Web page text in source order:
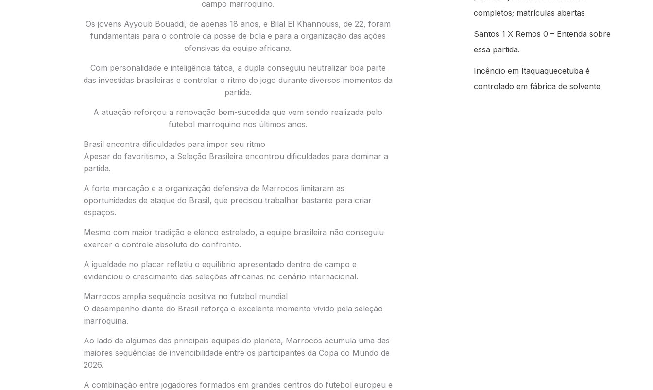
campo marroquino.
Os jovens Ayyoub Bouaddi, de apenas 18 anos, e Bilal El Khannouss, de 22, foram
fundamentais para o controle da posse de bola e para a organização das ações
ofensivas da equipe africana.
Com personalidade e inteligência tática, a dupla conseguiu neutralizar boa parte
das investidas brasileiras e controlar o ritmo do jogo durante diversos momentos da
partida.
A atuação reforçou a renovação bem-sucedida que vem sendo realizada pelo
futebol marroquino nos últimos anos.
Brasil encontra dificuldades para impor seu ritmo
Apesar do favoritismo, a Seleção Brasileira encontrou dificuldades para dominar a
partida.
A forte marcação e a organização defensiva de Marrocos limitaram as
oportunidades de ataque do Brasil, que precisou trabalhar bastante para criar
espaços.
Mesmo com maior tradição e elenco estrelado, a equipe brasileira não conseguiu
exercer o controle absoluto do confronto.
A igualdade no placar refletiu o equilíbrio apresentado dentro de campo e
evidenciou o crescimento das seleções africanas no cenário internacional.
Marrocos amplia sequência positiva no futebol mundial
O desempenho diante do Brasil reforça o excelente momento vivido pela seleção
marroquina.
Ao lado de algumas das principais equipes do planeta, Marrocos acumula uma das
maiores sequências de invencibilidade entre os participantes da Copa do Mundo de
2026.
A combinação entre jogadores formados em grandes centros do futebol europeu e
completos; matrículas abertas
Santos 1 X Remos 0 – Entenda sobre
essa partida.
Incêndio em Itaquaquecetuba é
controlado em fábrica de solvente